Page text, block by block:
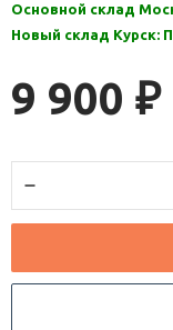
Основной склад
Новый склад Курск:
9 900 ₽